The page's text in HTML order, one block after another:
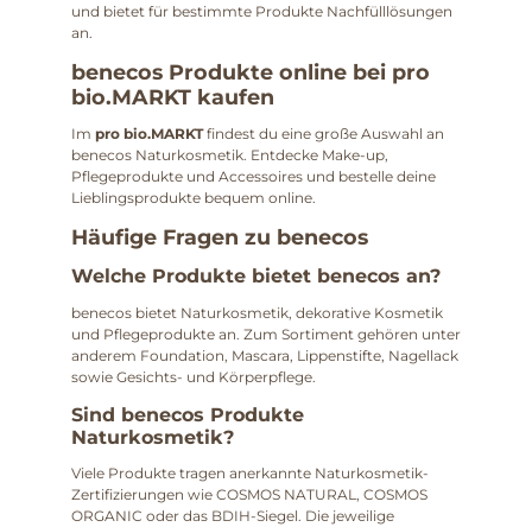
und bietet für bestimmte Produkte Nachfülllösungen
an.
benecos Produkte online bei pro
bio.MARKT kaufen
Im pro bio.MARKTfindest du eine große Auswahl an
benecos Naturkosmetik. Entdecke Make-up,
Pflegeprodukte und Accessoires und bestelle deine
Lieblingsprodukte bequem online.
Häufige Fragen zu benecos
Welche Produkte bietet benecos an?
benecos bietet Naturkosmetik, dekorative Kosmetik
und Pflegeprodukte an. Zum Sortiment gehören unter
anderem Foundation, Mascara, Lippenstifte, Nagellack
sowie Gesichts- und Körperpflege.
Sind benecos Produkte
Naturkosmetik?
Viele Produkte tragen anerkannte Naturkosmetik-
Zertifizierungen wie COSMOS NATURAL, COSMOS
ORGANIC oder das BDIH-Siegel. Die jeweilige